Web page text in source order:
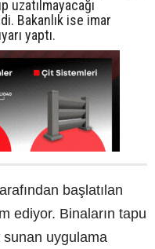
uzatılmayacağı
Bakanlık ise imar
yaptı.
başlatılan
ediyor. Binaların tapu
uygulama